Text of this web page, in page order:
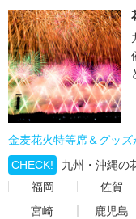
金麦花火特等席＆グッズ
CHECK!
九州・沖縄の
福岡
佐賀
宮崎
鹿児島